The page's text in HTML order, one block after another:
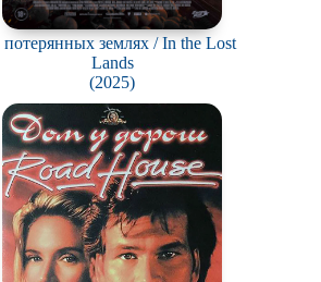
землях / In the Lost
Lands
(2025)